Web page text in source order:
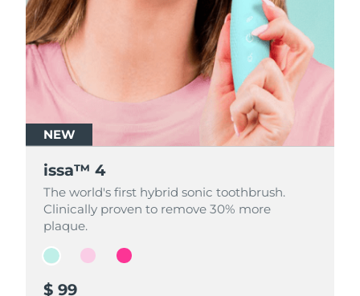
NEW
issa™ 4
The world's first hybrid sonic toothbrush.
Clinically proven to remove 30% more
plaque.
$ 99
NEW
issa™ 4
The world's first hybrid sonic toothbrush.
Clinically proven to remove 30% more
plaque.
$ 99
NEW
issa™ 4
The world's first hybrid sonic toothbrush.
Clinically proven to remove 30% more
plaque.
$ 99